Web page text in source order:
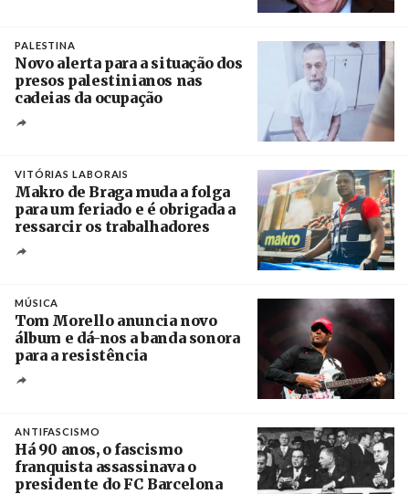
PALESTINA
Novo alerta para a situação dos
presos palestinianos nas
cadeias da ocupação
VITÓRIAS LABORAIS
Makro de Braga muda a folga
para um feriado e é obrigada a
ressarcir os trabalhadores
MÚSICA
Tom Morello anuncia novo
álbum e dá-nos a banda sonora
para a resistência
ANTIFASCISMO
Há 90 anos, o fascismo
franquista assassinava o
presidente do FC Barcelona